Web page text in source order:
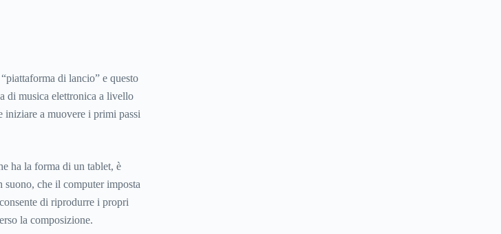
di lancio” e questo
di musica elettronica a livello
iniziare a muovere i primi passi
ha la forma di un tablet, è
che il computer imposta
di riprodurre i propri
la composizione.